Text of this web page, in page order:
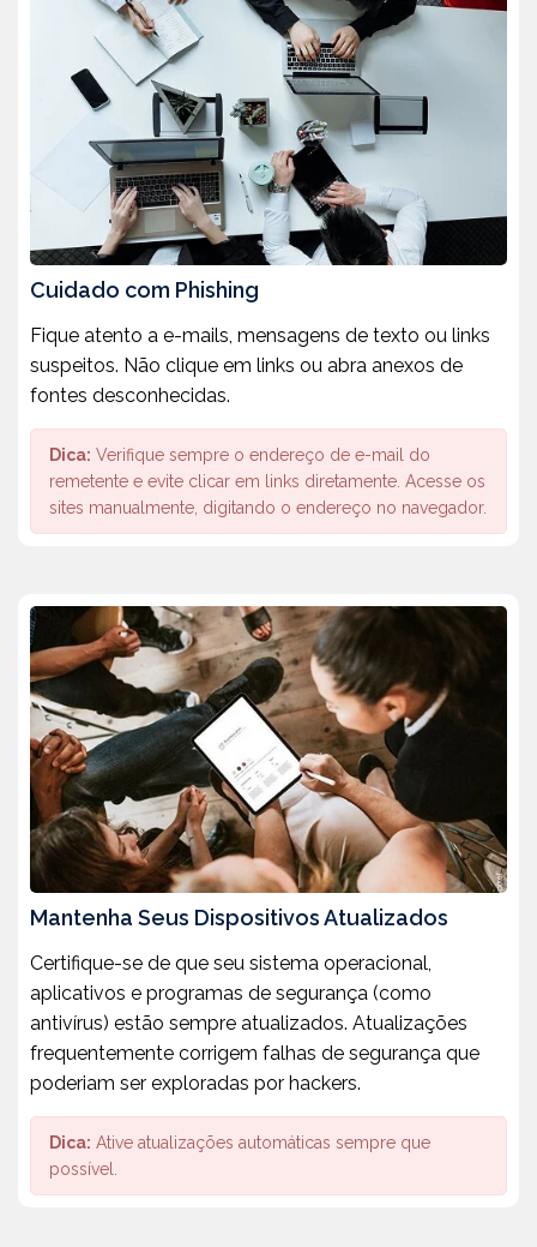
Cuidado com Phishing
Fique atento a e-mails, mensagens de texto ou links
suspeitos. Não clique em links ou abra anexos de
fontes desconhecidas.
Dica: Verifique sempre o endereço de e-mail do
remetente e evite clicar em links diretamente. Acesse os
sites manualmente, digitando o endereço no navegador.
Mantenha Seus Dispositivos Atualizados
Certifique-se de que seu sistema operacional,
aplicativos e programas de segurança (como
antivírus) estão sempre atualizados. Atualizações
frequentemente corrigem falhas de segurança que
poderiam ser exploradas por hackers.
Dica: Ative atualizações automáticas sempre que
possível.